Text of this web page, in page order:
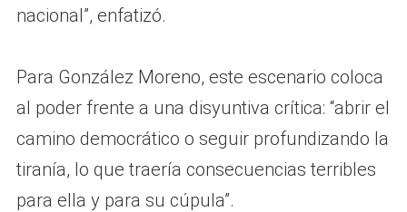
nacional”, enfatizó.
Para González Moreno, este escenario coloca
al poder frente a una disyuntiva crítica: “abrir el
camino democrático o seguir profundizando la
tiranía, lo que traería consecuencias terribles
para ella y para su cúpula”.